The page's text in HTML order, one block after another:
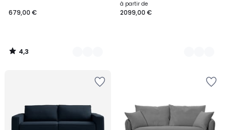
679,00 €
4,3
/
160x200 cm, COCOONE
à partir de
2099,00 €